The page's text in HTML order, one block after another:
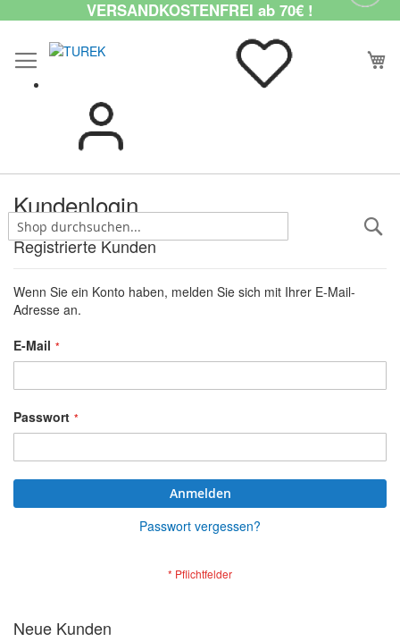
VERSANDKOSTENFREI ab 70€ !
Kundenlogin
Registrierte Kunden
Wenn Sie ein Konto haben, melden Sie sich mit Ihrer E-Mail-
Adresse an.
E-Mail
Passwort
Anmelden
Passwort vergessen?
Neue Kunden